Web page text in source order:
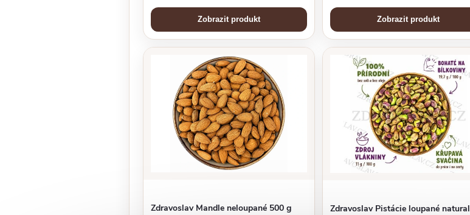
Zobrazit produkt Zobrazit produkt
Zdravoslav Mandle neloupané 500 g
Zdravoslav Pistácie loupané natural